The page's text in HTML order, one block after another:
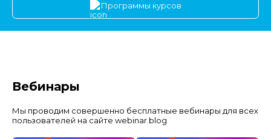
Программы курсов
Вебинары
Мы проводим совершенно бесплатные вебинары для всех
пользователей на сайте webinar.blog